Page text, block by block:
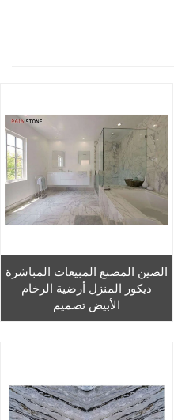
الصين المصنع المبيعات المباشرة
ديكور المنزل أرضية الرخام
الأبيض تصميم